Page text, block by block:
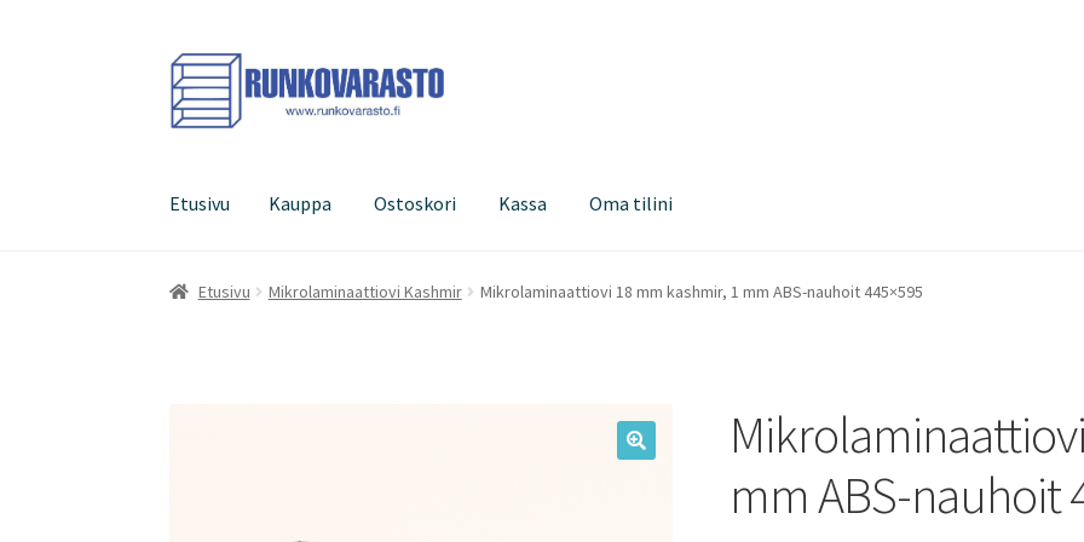
Siirry
navigointiin
Siirry
sisältöön
Etusivu Kauppa Ostoskori Kassa Oma tilini
Etusivu Kauppa Ostoskori Kassa Oma tilini
Etusivu Mikrolaminaattiovi Kashmir Mikrolaminaattiovi 18 mm kashmir, 1 mm ABS-nauhoit 445×595
mm ABS-nauhoit